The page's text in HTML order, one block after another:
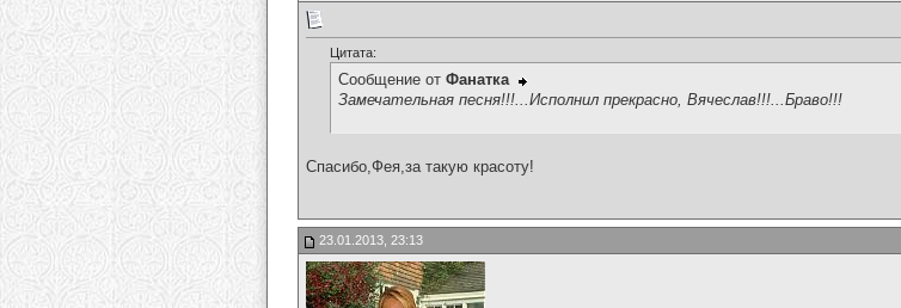
Цитата:
Сообщение от Фанатка
Замечательная песня!!!...Исполнил прекрасно, Вячеслав!!!...Браво!!!
Спасибо,Фея,за такую красоту!
23.01.2013, 23:13